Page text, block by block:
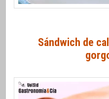
Sándwich de